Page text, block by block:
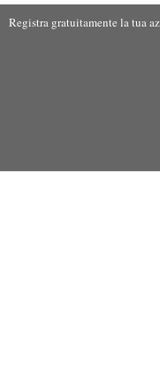
Registra gratuitamente la tua